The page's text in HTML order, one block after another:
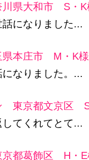
県大和市 S・K
になりました...
本庄市 M・K様
なりました。...
東京都文京区
てくれてとて...
都葛飾区 H・E